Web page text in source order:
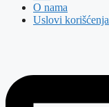
O nama
Uslovi korišćenja